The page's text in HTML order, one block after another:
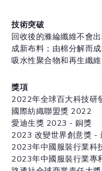
技術突破
回收後的滌綸纖維不會
成新布料；由棉分解而
吸水性聚合物和再生纖
獎項
2022年全球百大科技研
國際紡織聯盟獎 2022
愛迪生獎 2023 - 銅獎
2023 改變世界創意獎 -
2023年中國服裝行業科
2023年中國服裝行業專